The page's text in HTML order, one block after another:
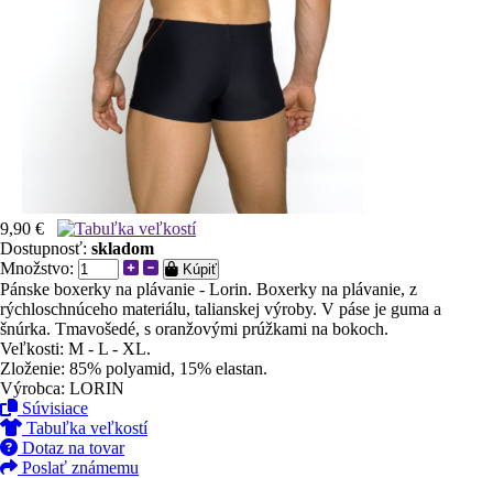
9,90 €
Dostupnosť: skladom
Množstvo:
Kúpiť
Pánske boxerky na plávanie - Lorin. Boxerky na plávanie, z
rýchloschnúceho materiálu, talianskej výroby. V páse je guma a
šnúrka. Tmavošedé, s oranžovými prúžkami na bokoch.
Veľkosti: M - L - XL.
Zloženie: 85% polyamid, 15% elastan.
Výrobca: LORIN
Súvisiace
Tabuľka veľkostí
Dotaz na tovar
Poslať známemu